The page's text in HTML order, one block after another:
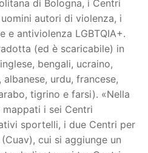
di Bologna, i Centri
autori di violenza, i
e antiviolenza LGBTQIA+.
(ed è scaricabile) in
bengali, ucraino,
urdu, francese,
tigrino e farsi). «Nella
i sei Centri
sportelli, i due Centri per
cui si aggiunge un